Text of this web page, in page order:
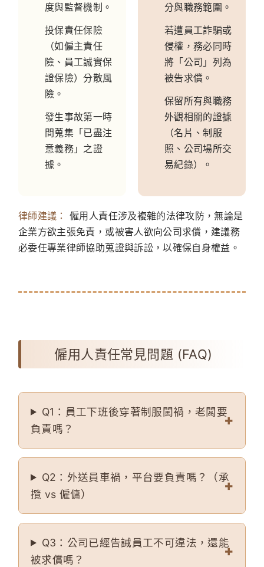
度與監督機制。
投保責任保險
（如僱主責任
險、員工誠實保
證保險）分散風
險。
發生事故第一時
間蒐集「已盡注
意義務」之證
據。
分與職務範圍。
若遭員工詐騙或
侵權，務必同時
將「公司」列為
被告求償。
保留所有與職務
外觀相關的證據
（名片、制服
照、公司場所交
易紀錄）。
律師建議：
僱用人責任涉及複雜的法律攻防，無論是
企業方欲主張免責，或被害人欲向公司求償，建議務
必委任專業律師協助蒐證與訴訟，以確保自身權益。
僱用人責任常見問題 (FAQ)
Q1：員工下班後穿著制服闖禍，老闆要
負責嗎？
Q2：外送員車禍，平台要負責嗎？（承
攬 vs 僱傭）
Q3：公司已經告誡員工不可違法，還能
被求償嗎？